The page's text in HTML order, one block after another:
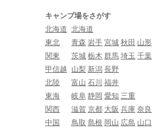
キャンプ場をさがす
北海道 北海道
東北
青森 岩手 宮城 秋田 山形
関東
茨城 栃木 群馬 埼玉 千葉
甲信越
山梨 新潟 長野
北陸
富山 石川 福井
東海
岐阜 静岡 愛知 三重
関西
滋賀 京都 大阪 兵庫 奈良
中国
鳥取 島根 岡山 広島 山口